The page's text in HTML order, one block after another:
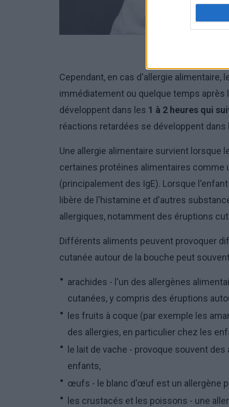
Cependant, en cas d'allergie
immédiatement ou quelque temps
développent dans les 1 à 2 heures qui
réactions retardées se développent dans
Une allergie alimentaire survient lorsque
certaines protéines alimentaires comme
(principalement des IgE). Lorsque
libère de l'histamine et d'autres
allergiques, notamment des éruptions
Différents aliments peuvent provoquer
cutanée autour de la bouche peut
arachides - l'un des allergènes
cutanées, y compris des éruptions
les fruits à coque (par exemple les
des allergies, en particulier chez les
le lait de vache - provoque souvent
enfants,
œufs - le blanc d'œuf est un allergène
les crustacés et les poissons - une